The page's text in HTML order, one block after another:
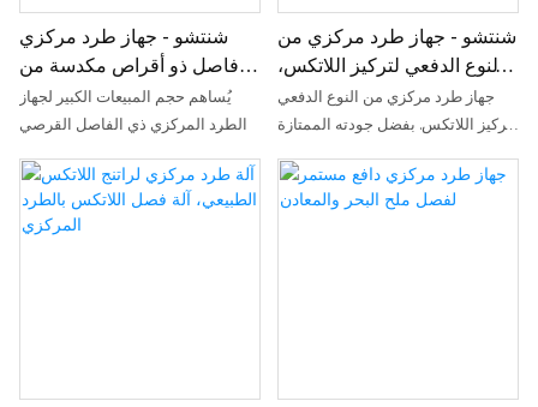
وإنتاج الأدوية، والصناعات الكيميائية.
حسّن عمليات الفصل لديك مع جهاز
الطرد المركزي الأنبوبي GF ذي الأداء
المتميز، والمصمم خصيصًا لتلبية
متطلباتك الفريدة.
شنتشو - جهاز طرد مركزي
فاصل ذو أقراص مكدسة من
شنتشو لاستخلاص اللانولين من
مياه غسل ​​الصوف، جهاز طرد
مركزي وفاصل
يُساهم حجم المبيعات الكبير لجهاز
الطرد المركزي ذي الفاصل القرصي
من شنتشو، والمُصمم لاستخلاص
اللانولين من مياه غسل ​​الصوف، في
مساعدة الشركات على فتح أسواق
جديدة وترسيخ مكانتها في السوق، مما
شنتشو - جهاز طرد مركزي من
النوع الدفعي لتركيز اللاتكس،
جهاز طرد مركزي وفاصل
جهاز طرد مركزي من النوع الدفعي
لتركيز اللاتكس. بفضل جودته الممتازة
ووظائفه المبتكرة، يحظى هذا الجهاز
بإعجاب العملاء وثناءهم، مما يساهم
في تعزيز مكانة العلامة التجارية